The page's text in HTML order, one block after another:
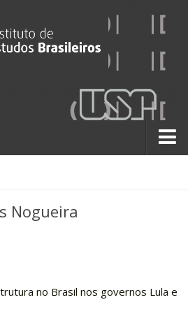
Nogueira
no Brasil nos governos Lula e